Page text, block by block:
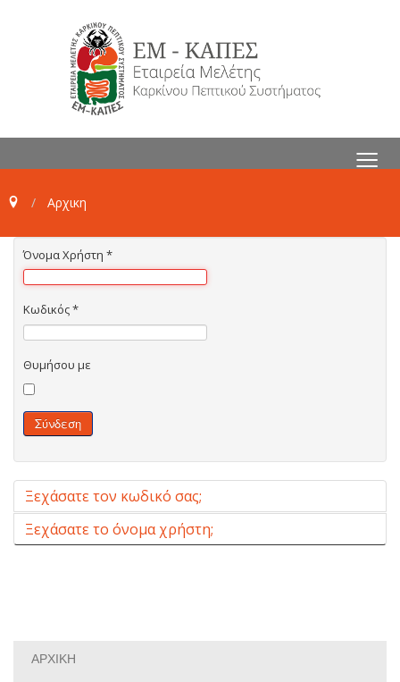
≡
Αρχικη
Όνομα Χρήστη *
Κωδικός*
Θυμήσου με
Σύνδεση
Ξεχάσατε τον κωδικό σας;
Ξεχάσατε το όνομα χρήστη;
ΑΡΧΙΚΗ